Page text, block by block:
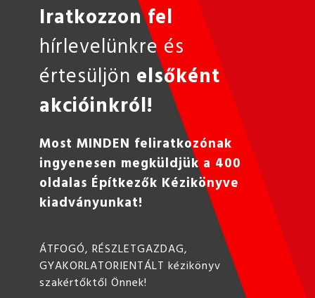
Iratkozzon fel
hírlevelünkre és
értesüljön elsőként
akcióinkról!
Most MINDEN feliratkozónak
ingyenesen megküldjük a 400
oldalas Építkezők Kézikönyve
kiadványunkat!
ÁTFOGÓ, RÉSZLETGAZDAG,
GYAKORLATORIENTÁLT kézikönyv
szakértőktől Önnek!